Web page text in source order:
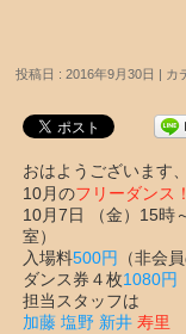
投稿日 : 2016年9月30日 | カ
おはようございます
10月のフリーダンス！
10月7日 （金）15時
室）
入場料500円
（非会
ダンス券４枚1080円
担当スタッフは
加藤 塩野 新井寿里